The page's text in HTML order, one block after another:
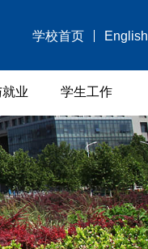
学校首页 English
业 学生工作